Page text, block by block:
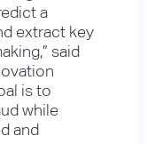
a
extract key
said
is to
while
and